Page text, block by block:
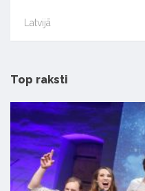
Latvijā
Top raksti